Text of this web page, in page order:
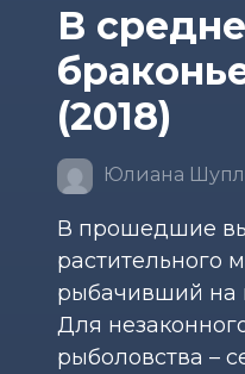
В
(2018)
Юлиана
В прошедшие
растительного
рыбачивший на
Для
рыболовства –